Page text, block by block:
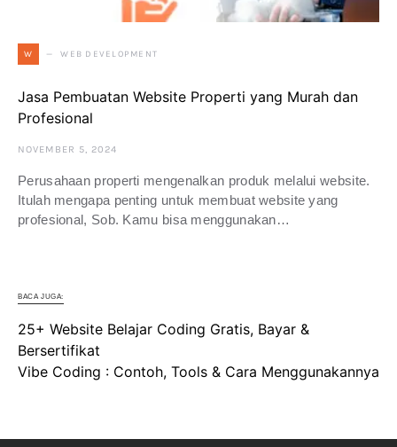
W WEB DEVELOPMENT
Jasa Pembuatan Website Properti yang Murah dan
Profesional
NOVEMBER 5, 2024
Perusahaan properti mengenalkan produk melalui website.
Itulah mengapa penting untuk membuat website yang
profesional, Sob. Kamu bisa menggunakan…
BACA JUGA:
25+ Website Belajar Coding Gratis, Bayar &
Bersertifikat
Vibe Coding : Contoh, Tools & Cara Menggunakannya